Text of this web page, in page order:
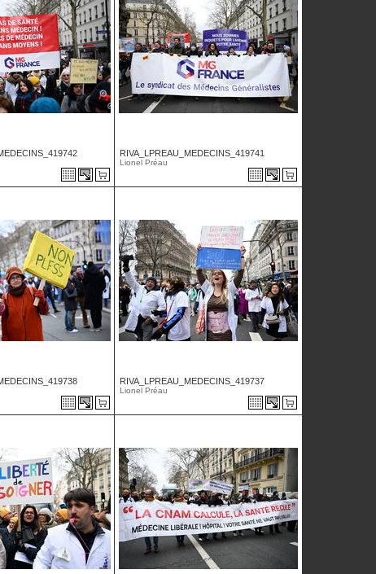
RIVA_LPREAU_MEDECINS_419741
Lionel Préau
RIVA_LPREAU_MEDECINS_419737
Lionel Préau